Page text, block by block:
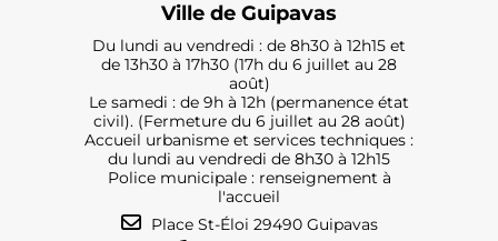
Ville de Guipavas
Du lundi au vendredi : de 8h30 à 12h15 et
de 13h30 à 17h30 (17h du 6 juillet au 28
août)
Le samedi : de 9h à 12h (permanence état
civil). (Fermeture du 6 juillet au 28 août)
Accueil urbanisme et services techniques :
du lundi au vendredi de 8h30 à 12h15
Police municipale : renseignement à
l'accueil
Place St-Éloi 29490 Guipavas